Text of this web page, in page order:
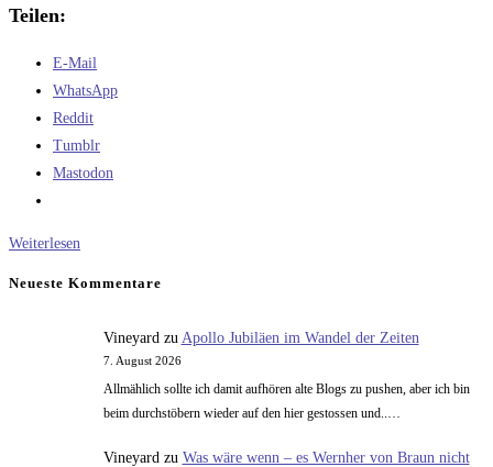
Teilen:
E-Mail
WhatsApp
Reddit
Tumblr
Mastodon
Weiterlesen
Neueste Kommentare
Vineyardzu Apollo Jubiläen im Wandel der Zeiten
7. August 2026
Allmählich sollte ich damit aufhören alte Blogs zu pushen, aber ich bin
beim durchstöbern wieder auf den hier gestossen und..…
Vineyard zu Was wäre wenn – es Wernher von Braun nicht